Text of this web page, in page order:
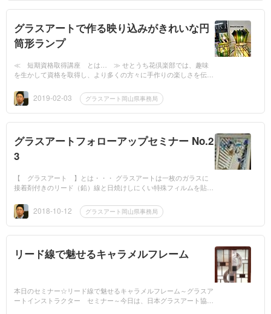
グラスアートで作る映り込みがきれいな円
筒形ランプ
≪ 短期資格取得講座 とは… ≫ せとうち花倶楽部では、趣味
を生かして資格を取得し、より多くの方々に手作りの楽しさを伝え
かけて資格を取得し...
2019-02-03 グラスアート岡山県事務局
グラスアートフォローアップセミナー No.2
3
【 グラスアート 】とは・・・ グラスアートは一枚のガラスに
接着剤付きのリード（鉛）線と日焼けしにくい特殊フィルムを貼っ
が作れます。ステ...
2018-10-12 グラスアート岡山県事務局
リード線で魅せるキャラメルフレーム
本日のセミナー☆リード線で魅せるキャラメルフレーム～グラスア
ートインストラクター セミナー～今日は、日本グラスアート協会